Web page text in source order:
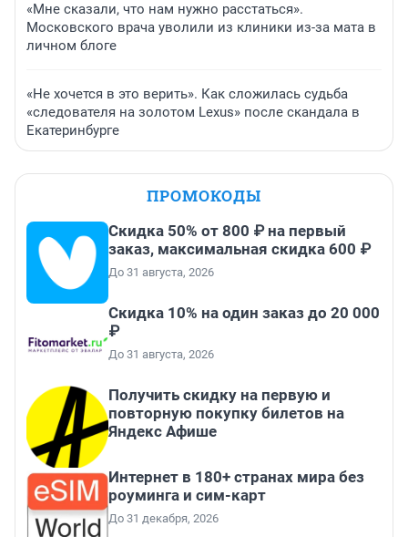
«Мне сказали, что нам нужно расстаться».
Московского врача уволили из клиники из-за мата в
личном блоге
«Не хочется в это верить». Как сложилась судьба
«следователя на золотом Lexus» после скандала в
Екатеринбурге
ПРОМОКОДЫ
Скидка 50% от 800 ₽ на первый
заказ, максимальная скидка 600 ₽
До 31 августа, 2026
Скидка 10% на один заказ до 20 000
₽
До 31 августа, 2026
Получить скидку на первую и
повторную покупку билетов на
Яндекс Афише
Интернет в 180+ странах мира без
роуминга и сим-карт
До 31 декабря, 2026